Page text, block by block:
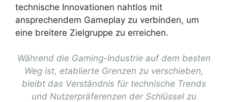
technische Innovationen nahtlos mit
ansprechendem Gameplay zu verbinden, um
eine breitere Zielgruppe zu erreichen.
Während die Gaming-Industrie auf dem besten
Weg ist, etablierte Grenzen zu verschieben,
bleibt das Verständnis für technische Trends
und Nutzerpräferenzen der Schlüssel zu